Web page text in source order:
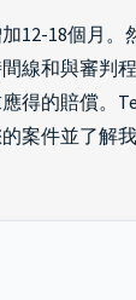
12-18個月
線和與審判
的賠償。
的案件並了解